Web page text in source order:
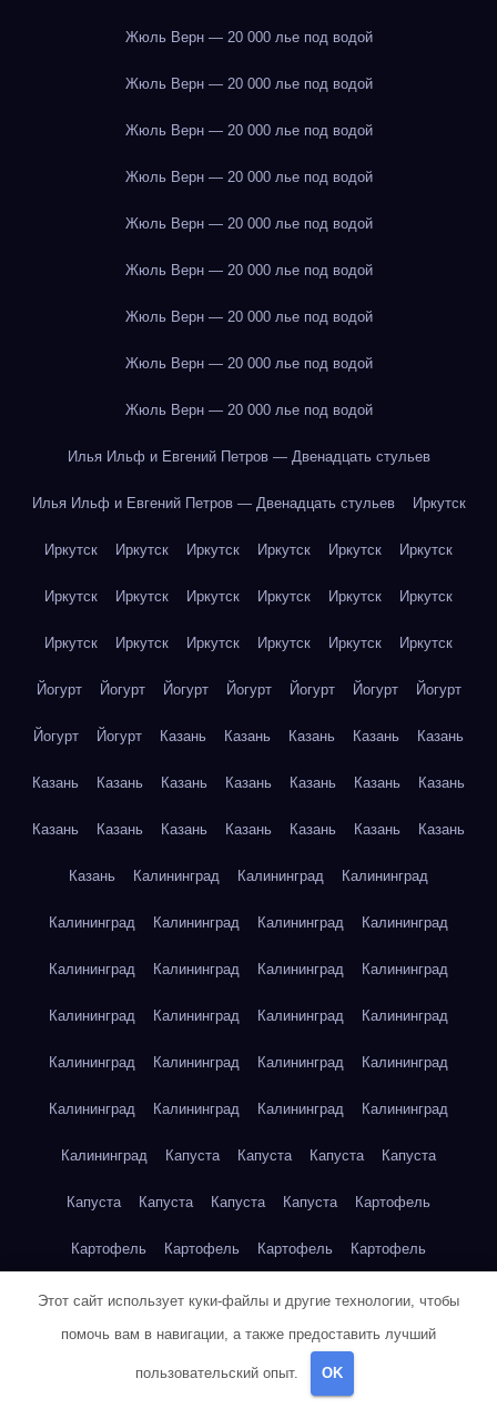
Жюль Верн — 20 000 лье под водой
Жюль Верн — 20 000 лье под водой
Жюль Верн — 20 000 лье под водой
Жюль Верн — 20 000 лье под водой
Жюль Верн — 20 000 лье под водой
Жюль Верн — 20 000 лье под водой
Жюль Верн — 20 000 лье под водой
Жюль Верн — 20 000 лье под водой
Жюль Верн — 20 000 лье под водой
Илья Ильф и Евгений Петров — Двенадцать стульев
Илья Ильф и Евгений Петров — Двенадцать стульев Иркутск
Иркутск Иркутск Иркутск Иркутск Иркутск Иркутск
Иркутск Иркутск Иркутск Иркутск Иркутск Иркутск
Иркутск Иркутск Иркутск Иркутск Иркутск Иркутск
Йогурт Йогурт Йогурт Йогурт Йогурт Йогурт Йогурт
Йогурт Йогурт Казань Казань Казань Казань Казань
Казань Казань Казань Казань Казань Казань Казань
Казань Казань Казань Казань Казань Казань Казань
Казань Калининград Калининград Калининград
Калининград Калининград Калининград Калининград
Калининград Калининград Калининград Калининград
Калининград Калининград Калининград Калининград
Калининград Калининград Калининград Калининград
Калининград Калининград Калининград Калининград
Калининград Капуста Капуста Капуста Капуста
Капуста Капуста Капуста Капуста Картофель
Картофель Картофель Картофель Картофель
Картофель Картофель Картофель Картофель Кейптаун
Кейптаун Кейптаун Кейптаун Кейптаун Кейптаун
Кейптаун
Этот сайт использует куки-файлы и другие технологии, чтобы
помочь вам в навигации, а также предоставить лучший
пользовательский опыт. OK